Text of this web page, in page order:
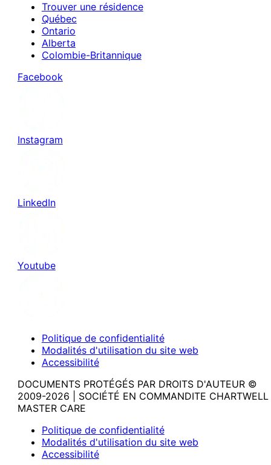
Trouver une résidence
Québec
Ontario
Alberta
Colombie-Britannique
Facebook
Instagram
LinkedIn
Youtube
Politique de confidentialité
Modalités d'utilisation du site web
Accessibilité
DOCUMENTS PROTÉGÉS PAR DROITS D'AUTEUR ©
2009-2026 | SOCIÉTÉ EN COMMANDITE CHARTWELL
MASTER CARE
Politique de confidentialité
Modalités d'utilisation du site web
Accessibilité